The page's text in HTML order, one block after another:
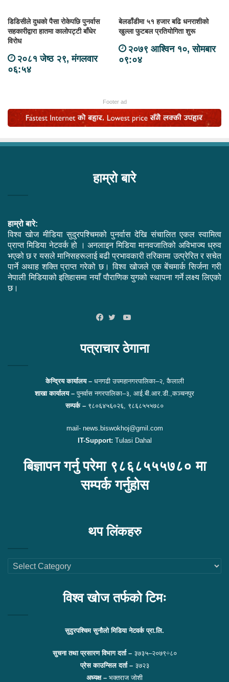
डिडिसीले दुधको पैसा रोकेपछि पुनर्वास
सहकारीद्वारा हातमा कालोपट्टी बाँधेर
विरोध
२०८१ जेष्ठ २९, मंगलवार
०६:५४
बेलडाँडीमा ५१ हजार बढि धनराशीको
खुल्ला फुटबल प्रतियाेगिता शुरू
२०७९ आश्विन १०, सोमबार
०९:०४
Footer ad
हाम्रो बारे
हाम्रो बारे:
विश्व खोज मीडिया सुदुरपश्चिमको पुनर्वास देखि संचालित एकल स्वामित्व
प्राप्त मिडिया नेटवर्क हो । अनलाइन मिडिया मानवजातिको अविभाज्य ध्रुव
भएको छ र यसले मानिसहरूलाई बढी प्रभावकारी तरिकामा उत्प्रेरित र सचेत
पार्ने अथाह शक्ति प्राप्त गरेको छ। विश्व खोजले एक बेंचमार्क सिर्जना गरी
नेपाली मिडियाको इतिहासमा नयाँ पौराणिक युगको स्थापना गर्ने लक्ष्य लिएको
छ।
YouTube
पत्राचार ठेगाना
केन्द्रिय कार्यालय –धनगढी उपमहानगरपालिका–२, कैलाली
शाखा कार्यालय –पुनर्वास नगरपालिका–३, आई.बी.आर.डी.,कञ्चनपुर
सम्पर्क – ९८०६४५६०२६, ९८६८५५५७८०
mail- news.biswokhoj@gmil.com
IT-Support: Tulasi Dahal
बिज्ञापन गर्नु परेमा ९८६८५५५७८० मा
सम्पर्क गर्नुहोस
थप लिंकहरु
थप
लिंकहरु
विश्व खोज तर्फको टिमः
सुदुरपश्चिम सुनौलो मिडिया नेटवर्क प्रा.लि.
सुचना तथा प्रसारण विभाग दर्ता – ३७३५–२०७९÷८०
प्रेस काउन्सिल दर्ता – ३७२३
अध्यक्ष – भक्तराज जोशी